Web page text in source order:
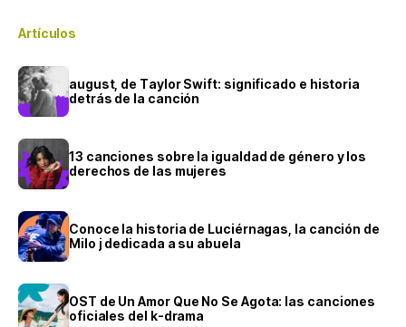
Artículos
august, de Taylor Swift: significado e historia
detrás de la canción
13 canciones sobre la igualdad de género y los
derechos de las mujeres
Conoce la historia de Luciérnagas, la canción de
Milo j dedicada a su abuela
OST de Un Amor Que No Se Agota: las canciones
oficiales del k-drama